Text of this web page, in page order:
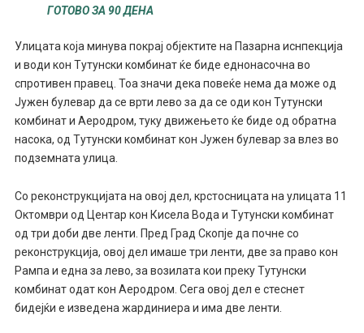
ГОТОВО ЗА 90 ДЕНА
Улицата која минува покрај објектите на Пазарна иснпекција
и води кон Тутунски комбинат ќе биде еднонасочна во
спротивен правец. Тоа значи дека повеќе нема да може од
Јужен булевар да се врти лево за да се оди кон Тутунски
комбинат и Аеродром, туку движењето ќе биде од обратна
насока, од Тутунски комбинат кон Јужен булевар за влез во
подземната улица.
Со реконструкцијата на овој дел, крстосницата на улицата 11
Октомври од Центар кон Кисела Вода и Тутунски комбинат
од три доби две ленти. Пред Град Скопје да почне со
реконструкција, овој дел имаше три ленти, две за право кон
Рампа и една за лево, за возилата кои преку Тутунски
комбинат одат кон Аеродром. Сега овој дел е стеснет
бидејќи е изведена жардиниера и има две ленти.